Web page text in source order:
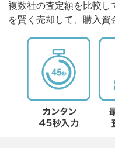
複数社の査定額を比較
を賢く売却して、購入資